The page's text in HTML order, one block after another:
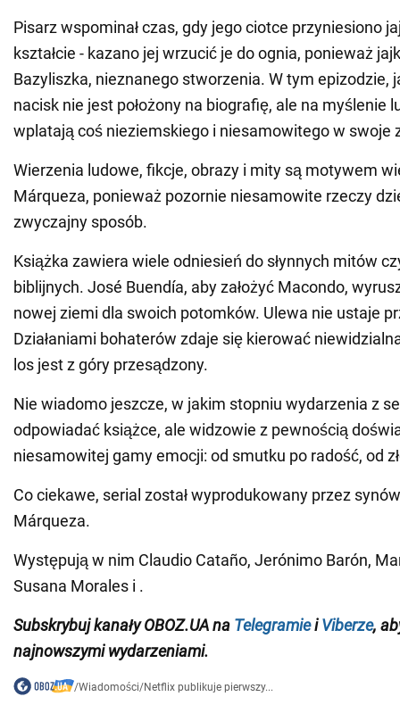
Pisarz wspominał czas, gdy jego ciotce przyniesiono
kształcie - kazano jej wrzucić je do ognia, ponieważ
Bazyliszka, nieznanego stworzenia. W tym epizodzie,
nacisk nie jest położony na biografię, ale na myślenie
wplatają coś nieziemskiego i niesamowitego w swoje
Wierzenia ludowe, fikcje, obrazy i mity są motywem
Márqueza, ponieważ pozornie niesamowite rzeczy
zwyczajny sposób.
Książka zawiera wiele odniesień do słynnych mitów
biblijnych. José Buendía, aby założyć Macondo,
nowej ziemi dla swoich potomków. Ulewa nie ustaje
Działaniami bohaterów zdaje się kierować
los jest z góry przesądzony.
Nie wiadomo jeszcze, w jakim stopniu wydarzenia z
odpowiadać książce, ale widzowie z pewnością
niesamowitej gamy emocji: od smutku po radość, od
Co ciekawe, serial został wyprodukowany przez
Márqueza.
Występują w nim Claudio Cataño, Jerónimo Barón,
Susana Morales i .
Subskrybuj kanały OBOZ.UA na TelegramieiViberze,
najnowszymi wydarzeniami.
/Wiadomości/Netflix publikuje pierwszy...